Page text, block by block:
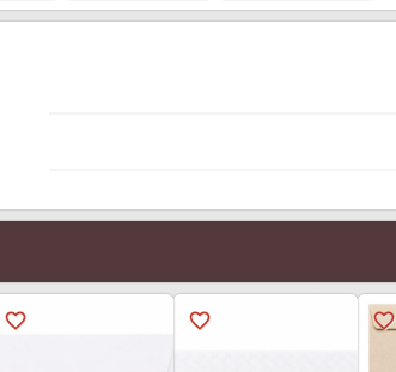
favorite_border
favorite_border
favorite_border